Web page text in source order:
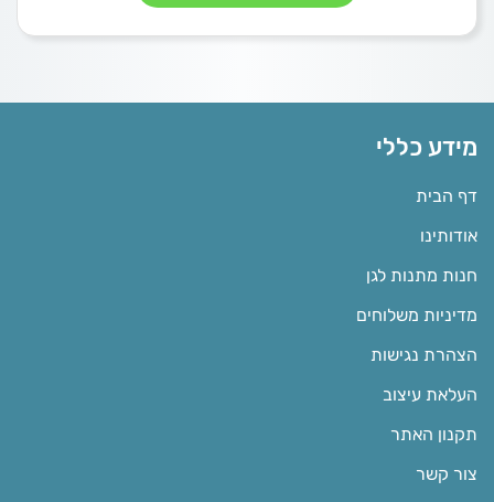
מידע כללי
דף הבית
אודותינו
חנות מתנות לגן
מדיניות משלוחים
הצהרת נגישות
העלאת עיצוב
תקנון האתר
צור קשר